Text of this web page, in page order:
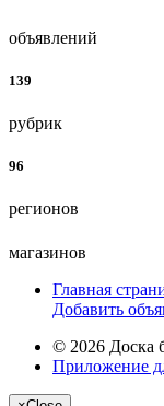
объявлений
139
рубрик
96
регионов
магазинов
Главная
Добавить
© 2026 Доска
Приложение